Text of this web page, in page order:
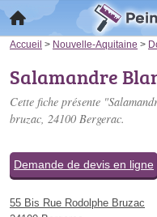
Accueil > Nouvelle-Aquitaine >
Salamandre
Cette fiche présente
bruzac, 24100 Bergerac.
Demande de devis en ligne
55 Bis Rue Rodolphe Bruzac